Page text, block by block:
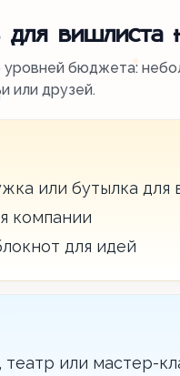
для вишлиста
уровней бюджета:
или друзей.
или бутылка для
компании
для идей
или мастер-